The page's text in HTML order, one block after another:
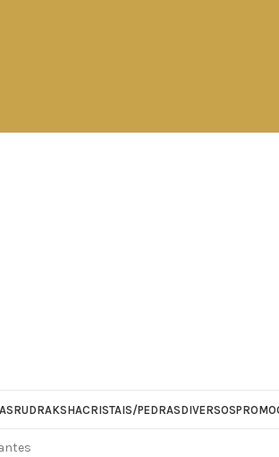
RUDRAKSHACRISTAIS/PEDRASDIVERSOS